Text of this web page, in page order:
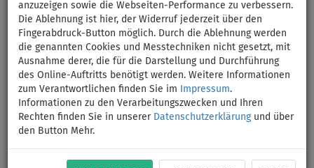
anzuzeigen sowie die Webseiten-Performance zu verbessern.
Die Ablehnung ist hier, der Widerruf jederzeit über den
Fingerabdruck-Button möglich. Durch die Ablehnung werden
die genannten Cookies und Messtechniken nicht gesetzt, mit
Ausnahme derer, die für die Darstellung und Durchführung
des Online-Auftritts benötigt werden. Weitere Informationen
zum Verantwortlichen finden Sie im
Impressum.
Informationen zu den Verarbeitungszwecken und Ihren
Rechten finden Sie in unserer Datenschutzerklärungund über
den Button Mehr.
WATERSNAKE VENOM SXW
65/42'', 12V - Elektromotor:
ohne Batterie
VERSAND
GRATIS
Previous Next